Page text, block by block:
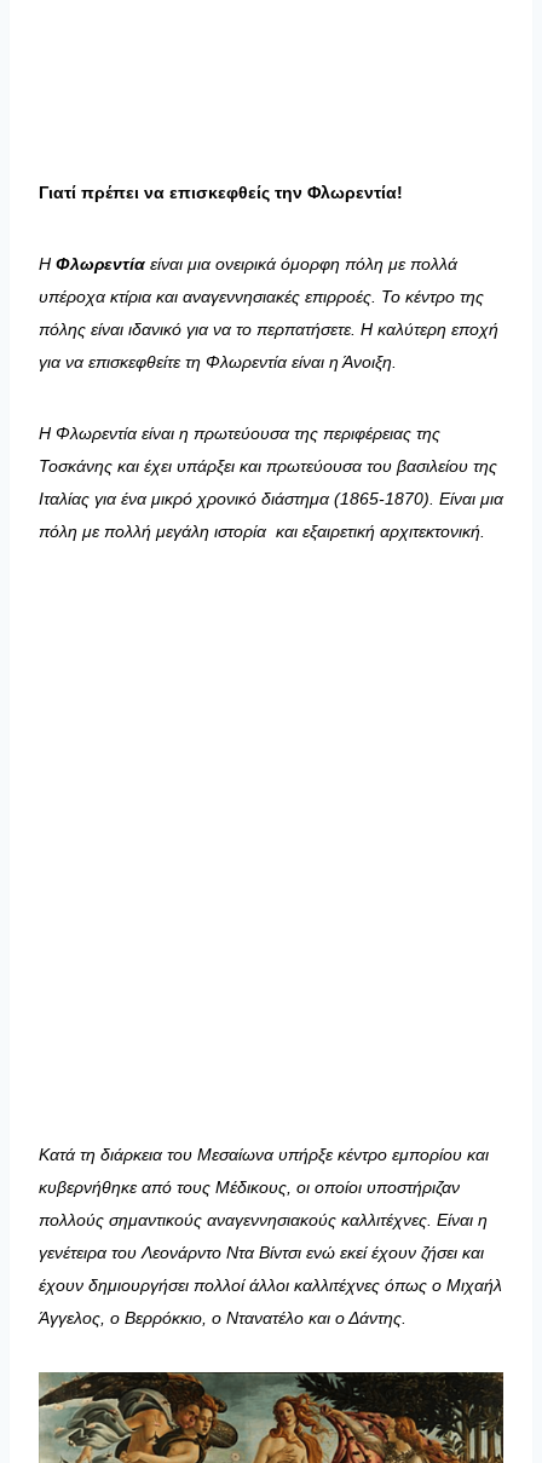
Γιατί πρέπει να επισκεφθείς την Φλωρεντία!
Η Φλωρεντία είναι μια ονειρικά όμορφη πόλη με πολλά
υπέροχα κτίρια και αναγεννησιακές επιρροές. Το κέντρο της
πόλης είναι ιδανικό για να το περπατήσετε. Η καλύτερη εποχή
για να επισκεφθείτε τη Φλωρεντία είναι η Άνοιξη.
Η Φλωρεντία είναι η πρωτεύουσα της περιφέρειας της
Τοσκάνης και έχει υπάρξει και πρωτεύουσα του βασιλείου της
Ιταλίας για ένα μικρό χρονικό διάστημα (1865-1870). Είναι μια
πόλη με πολλή μεγάλη ιστορία και εξαιρετική αρχιτεκτονική.
Κατά τη διάρκεια του Μεσαίωνα υπήρξε κέντρο εμπορίου και
κυβερνήθηκε από τους Μέδικους, οι οποίοι υποστήριζαν
πολλούς σημαντικούς αναγεννησιακούς καλλιτέχνες. Είναι η
γενέτειρα του Λεονάρντο Ντα Βίντσι ενώ εκεί έχουν ζήσει και
έχουν δημιουργήσει πολλοί άλλοι καλλιτέχνες όπως ο Μιχαήλ
Άγγελος, ο Βερρόκκιο, ο Ντανατέλο και ο Δάντης.